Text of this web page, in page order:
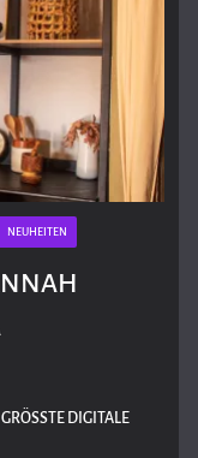
NEUHEITEN
DIGITALE A